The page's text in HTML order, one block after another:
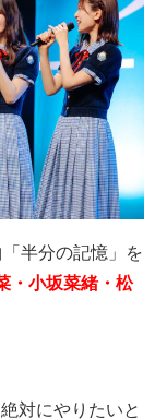
半分の記憶」を
・小坂菜緒・松
対にやりたいと